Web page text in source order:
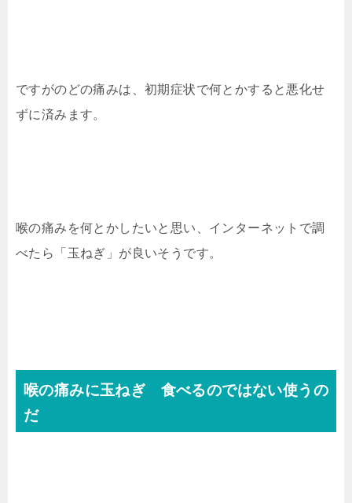
ですがのどの痛みは、初期症状で何とかすると悪化せ
ずに済みます。
喉の痛みを何とかしたいと思い、インターネットで調
べたら「玉ねぎ」が良いそうです。
喉の痛みに玉ねぎ 食べるのではない使うの
だ